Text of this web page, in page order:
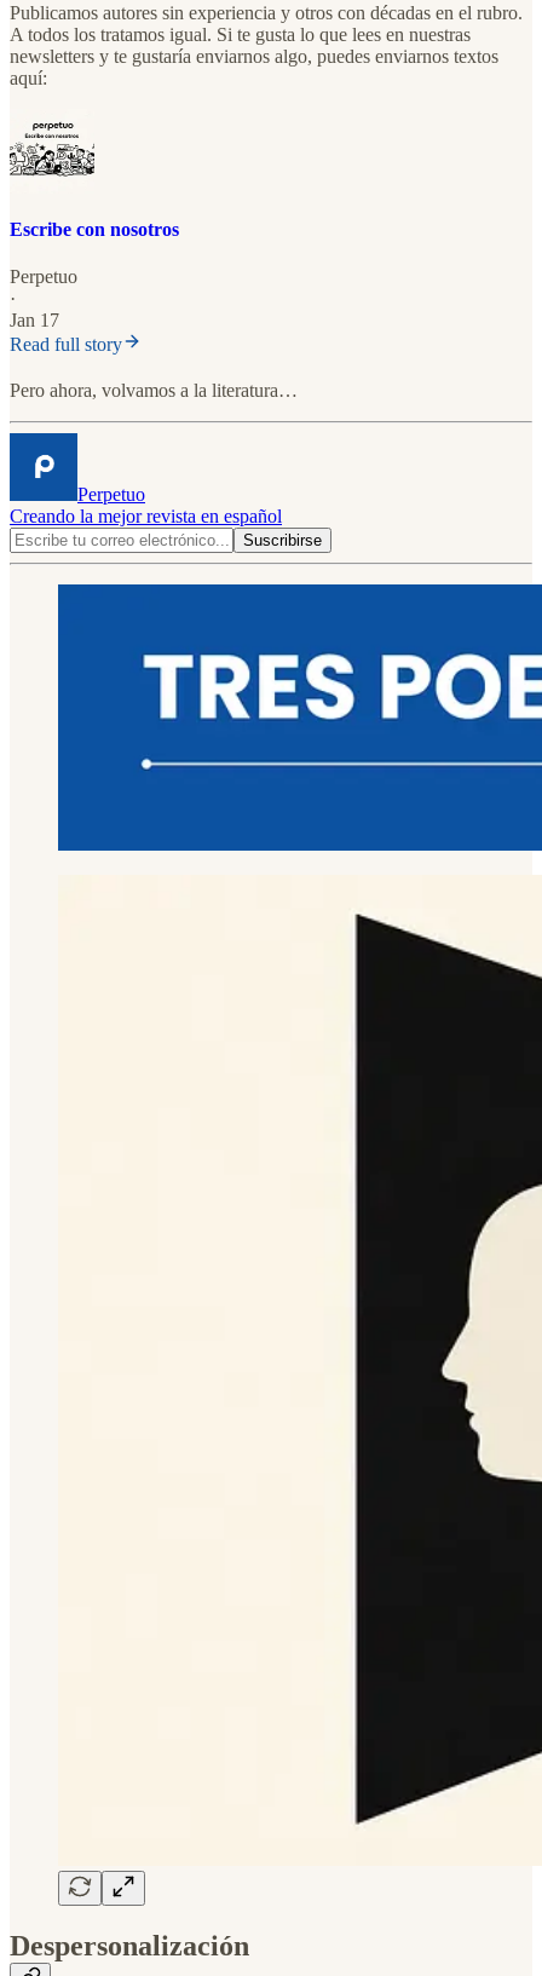
Publicamos autores sin experiencia y otros con décadas en el rubro.
A todos los tratamos igual. Si te gusta lo que lees en nuestras
newsletters y te gustaría enviarnos algo, puedes enviarnos textos
aquí:
Escribe con nosotros
Perpetuo
·
Jan 17
Read full story
Pero ahora, volvamos a la literatura…
Perpetuo
Creando la mejor revista en español
Despersonalización